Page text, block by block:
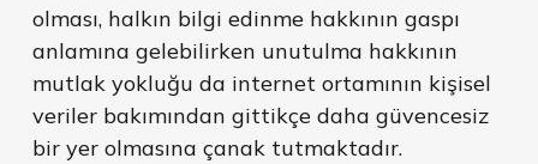
olması, halkın bilgi edinme hakkının gaspı
anlamına gelebilirken unutulma hakkının
mutlak yokluğu da internet ortamının kişisel
veriler bakımından gittikçe daha güvencesiz
bir yer olmasına çanak tutmaktadır.